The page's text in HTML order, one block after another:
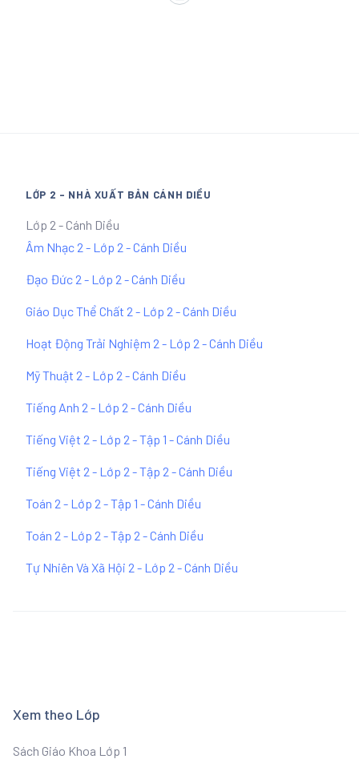
LỚP 2 - NHÀ XUẤT BẢN CÁNH DIỀU
Lớp 2 - Cánh Diều
Âm Nhạc 2 - Lớp 2 - Cánh Diều
Đạo Đức 2 - Lớp 2 - Cánh Diều
Giáo Dục Thể Chất 2 - Lớp 2 - Cánh Diều
Hoạt Động Trải Nghiệm 2 - Lớp 2 - Cánh Diều
Mỹ Thuật 2 - Lớp 2 - Cánh Diều
Tiếng Anh 2 - Lớp 2 - Cánh Diều
Tiếng Việt 2 - Lớp 2 - Tập 1 - Cánh Diều
Tiếng Việt 2 - Lớp 2 - Tập 2 - Cánh Diều
Toán 2 - Lớp 2 - Tập 1 - Cánh Diều
Toán 2 - Lớp 2 - Tập 2 - Cánh Diều
Tự Nhiên Và Xã Hội 2 - Lớp 2 - Cánh Diều
Xem theo Lớp
Sách Giáo Khoa Lớp 1